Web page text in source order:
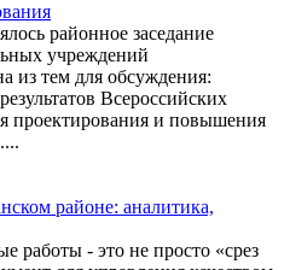
районное заседание
учреждений
из тем для обсуждения:
Всероссийских
проектирования и повышения
...
районе: аналитика,
работы - это не просто «срез